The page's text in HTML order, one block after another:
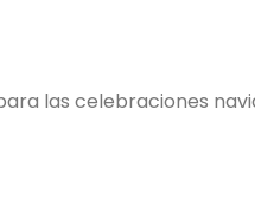
las celebraciones